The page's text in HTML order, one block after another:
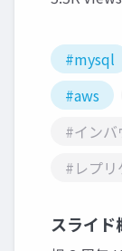
#mysql
#aws
#インバ
#レプリ
スライド